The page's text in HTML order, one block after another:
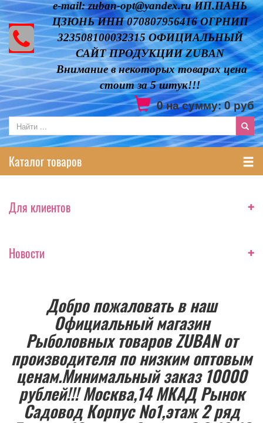
e-mail: zuban-opt@yandex.ru ИП.ПАНЬ
ЦЗЮНЬ ИНН 070807956416 ОГРНИП
323508100032315 ОФИЦИАЛЬНЫЙ
САЙТ ПРОДУКЦИИ ZUBAN
Внимание в некоторых товарах цена
стоит за 5 штук!!!
0на сумму:0руб
Каталог товаров
Для клиентов +
Новости +
Добро пожаловать в наш
Официальный магазин
Рыболовных товаров ZUBAN от
производителя по низким оптовым
ценам.Минимальный заказ 10000
рублей!!! Москва,14 МКАД Рынок
Садовод Корпус №1,этаж 2 ряд